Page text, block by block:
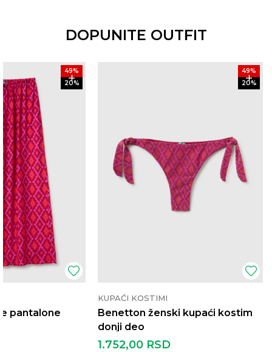
DOPUNITE OUTFIT
49%
20%
pantalone
49%
20%
KUPAĆI KOSTIMI
Benetton ženski kupaći kostim
donji deo
1.752,00 RSD